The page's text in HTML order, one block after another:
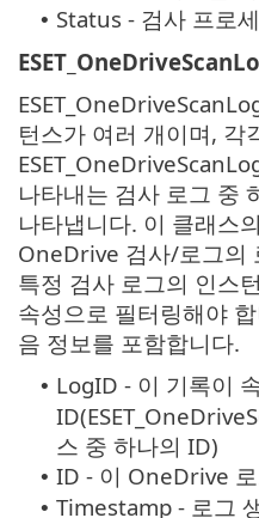
• Status - 검사 프로
턴스가 여러 개이며, 각
나타내는 검사 로그 중
나타냅니다. 이 클래스
OneDrive 검사/로그의
특정 검사 로그의 인스
속성으로 필터링해야
음 정보를 포함합니다.
• LogID - 이 기록이
스 중 하나의 ID)
• ID - 이 OneDrive
• Timestamp - 로그